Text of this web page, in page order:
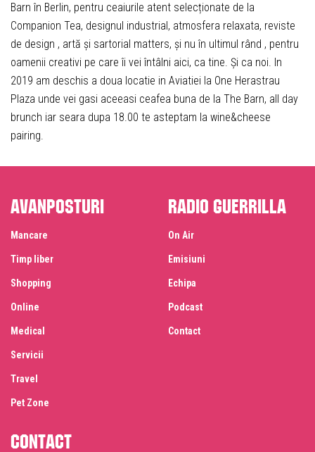
Barn în Berlin, pentru ceaiurile atent selecționate de la
Companion Tea, designul industrial, atmosfera relaxata, reviste
de design , artă și sartorial matters, și nu în ultimul rând , pentru
oamenii creativi pe care îi vei întâlni aici, ca tine. Și ca noi. In
2019 am deschis a doua locatie in Aviatiei la One Herastrau
Plaza unde vei gasi aceeasi ceafea buna de la The Barn, all day
brunch iar seara dupa 18.00 te asteptam la wine&cheese
pairing.
Avanposturi
Mancare
Timp liber
Shopping
Online
Medical
Servicii
Travel
Pet Zone
Radio Guerrilla
On Air
Emisiuni
Echipa
Podcast
Contact
Contact